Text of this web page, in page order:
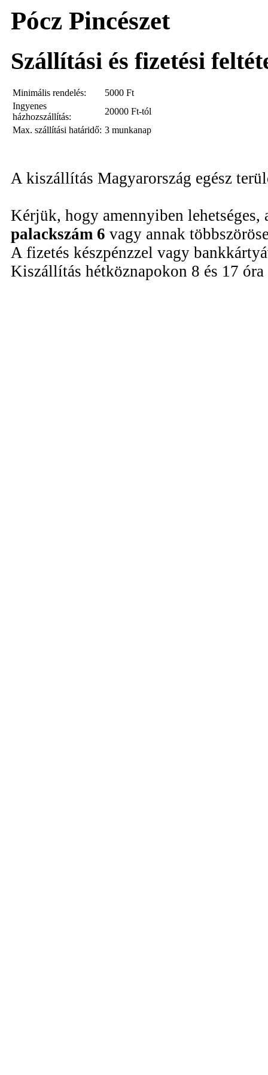
Pócz Pincészet
Szállítási és fizetési
Minimális rendelés: 5000 Ft
Ingyenes
házhozszállítás:
20000 Ft-tól
Max. szállítási határidő: 3 munkanap
A kiszállítás Magyarország egész
Kérjük, hogy amennyiben lehetséges,
palackszám 6 vagy annak
A fizetés készpénzzel vagy
Kiszállítás hétköznapokon 8 és 17